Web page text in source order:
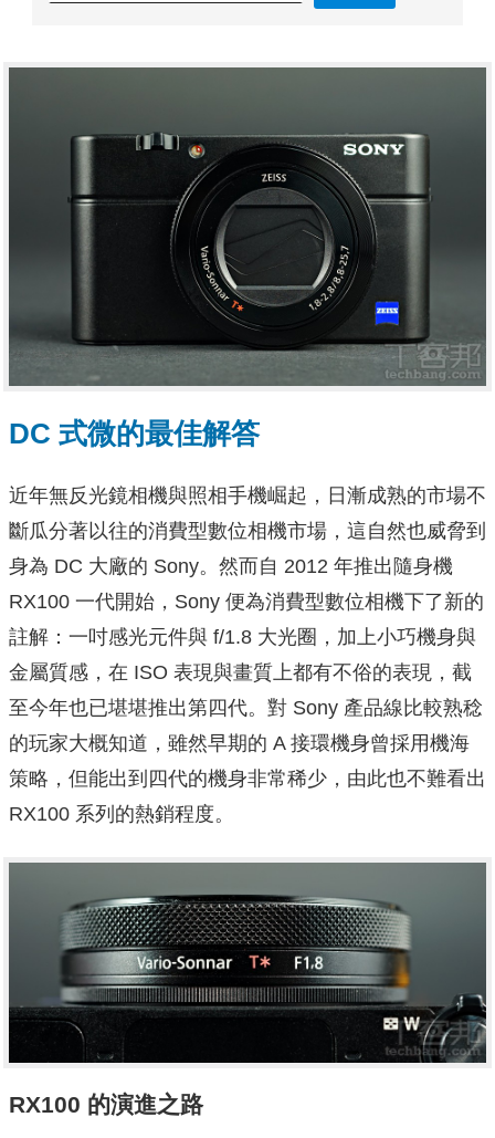
DC 式微的最佳解答
近年無反光鏡相機與照相手機崛起，日漸成熟的市場不
斷瓜分著以往的消費型數位相機市場，這自然也威脅到
身為 DC 大廠的 Sony。然而自 2012 年推出隨身機
RX100 一代開始，Sony 便為消費型數位相機下了新的
註解：一吋感光元件與 f/1.8 大光圈，加上小巧機身與
金屬質感，在 ISO 表現與畫質上都有不俗的表現，截
至今年也已堪堪推出第四代。對 Sony 產品線比較熟稔
的玩家大概知道，雖然早期的 A 接環機身曾採用機海
策略，但能出到四代的機身非常稀少，由此也不難看出
RX100 系列的熱銷程度。
RX100 的演進之路